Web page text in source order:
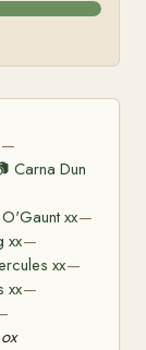
—
Carna Dun
O'Gaunt xx—
xx—
xx—
xx—